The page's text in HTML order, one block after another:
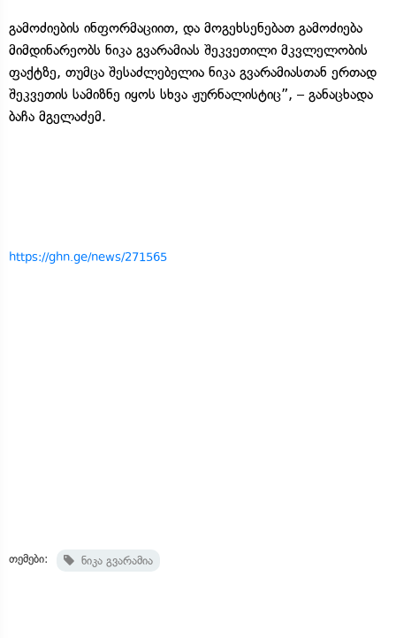
გამოძიების ინფორმაციით, და მოგეხსენებათ გამოძიება
მიმდინარეობს ნიკა გვარამიას შეკვეთილი მკვლელობის
ფაქტზე, თუმცა შესაძლებელია ნიკა გვარამიასთან ერთად
შეკვეთის სამიზნე იყოს სხვა ჟურნალისტიც”, – განაცხადა
ბაჩა მგელაძემ.
https://ghn.ge/news/271565
თემები: ნიკა გვარამია